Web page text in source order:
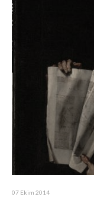
07 Ekim 2014